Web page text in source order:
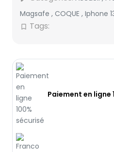
Magsafe , COQUE , Iphone
bookmark_border Tags:
Paiement en ligne